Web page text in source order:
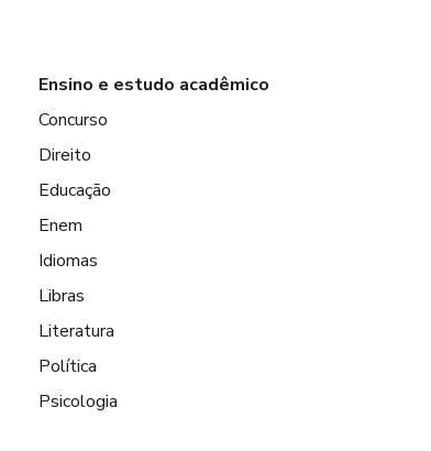
Ensino e estudo acadêmico
Concurso
Direito
Educação
Enem
Idiomas
Libras
Literatura
Política
Psicologia